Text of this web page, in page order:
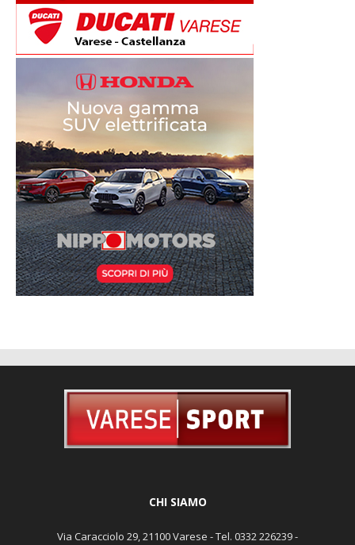
CHI SIAMO
Via Caracciolo 29, 21100 Varese - Tel. 0332 226239 -